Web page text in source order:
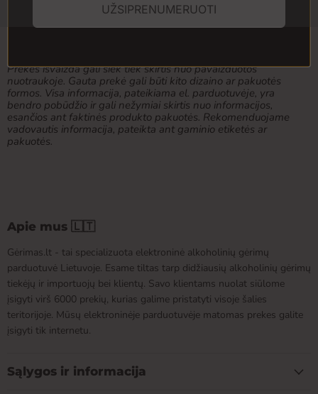
Prekės išvaizda gali šiek tiek skirtis nuo pavaizduotos
nuotraukoje. Gauta prekė gali būti kito dizaino ar pakuotės
formos. Visa informacija, pateikiama el. parduotuvėje, yra
bendro pobūdžio ir gali nežymiai skirtis nuo informacijos,
esančios ant faktinės produkto pakuotės. Rekomenduojame
vadovautis informacija, pateikta ant gaminio etiketės ar
pakuotės.
Apie mus 🇱🇹
Gėrimas.lt - tai specializuota elektroninė alkoholinių gėrimų
parduotuvė Lietuvoje. Esame tiltas tarp didžiausių alkoholinių gėrimų
tiekėjų ir importuojų bei klientų. Savo klientams nuolat siūlome
įsigyti virš 6000 prekių, kurias galime pristatyti visoje šalies
teritorijoje. Mūsų elektroninėje parduotuvėje matomas prekes galite
įsigyti tik internetu.
Sąlygos ir informacija
UŽSIPRENUMERUOTI